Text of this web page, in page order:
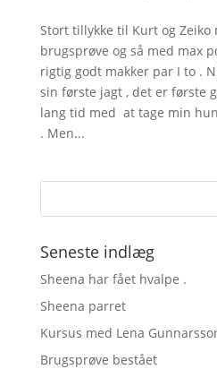
Stort tillykke til Kurt og Zeiko
brugsprøve og så med max
rigtig godt makker par I to .
sin første jagt , det er første
lang tid med at tage min
. Men...
Seneste indlæg
Sheena har fået hvalpe .
Sheena parret
Kursus med Lena
Brugsprøve bestået